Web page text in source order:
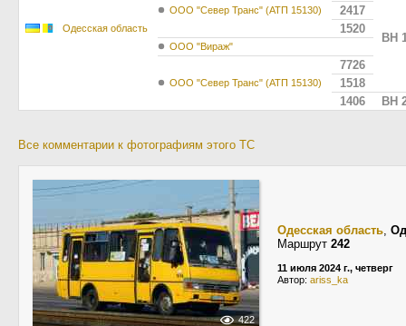
Одесская область
ООО "Север Транс" (АТП 15130)
BH
2417
1520
ООО "Вираж"
ООО "Север Транс" (АТП 15130)
7726
1518
1406
BH
Все комментарии к фотографиям этого ТС
422
Одесская область,
Маршрут 242
11 июля 2024 г., четверг
Автор: ariss_ka